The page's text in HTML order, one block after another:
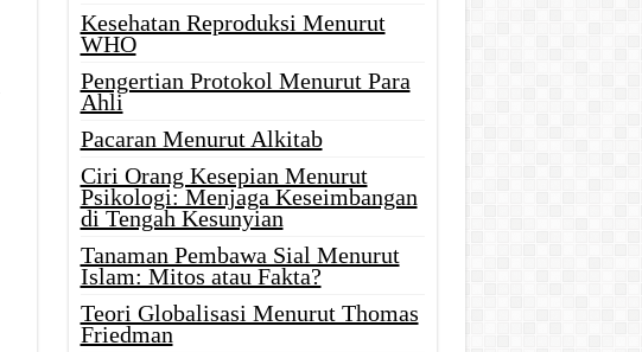
Kesehatan Reproduksi Menurut
WHO
Pengertian Protokol Menurut Para
Ahli
Pacaran Menurut Alkitab
Ciri Orang Kesepian Menurut
Psikologi: Menjaga Keseimbangan
di Tengah Kesunyian
Tanaman Pembawa Sial Menurut
Islam: Mitos atau Fakta?
Teori Globalisasi Menurut Thomas
Friedman